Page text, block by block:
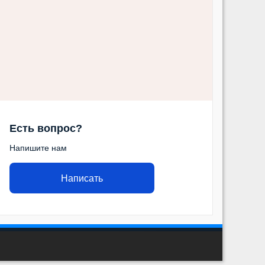
Есть вопрос?
Напишите нам
Написать